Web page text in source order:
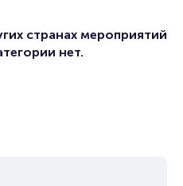
странах мероприятий
нет.